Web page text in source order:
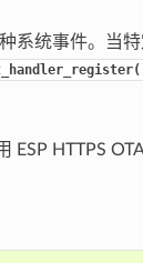
系统事件。当
ESP HTTPS